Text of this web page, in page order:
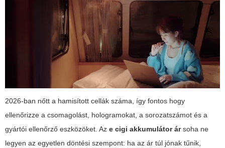
2026-ban nőtt a hamisított cellák száma, így fontos hogy
ellenőrizze a csomagolást, hologramokat, a sorozatszámot és a
gyártói ellenőrző eszközöket. Az e cigi akkumulátor ársoha ne
legyen az egyetlen döntési szempont: ha az ár túl jónak tűnik,